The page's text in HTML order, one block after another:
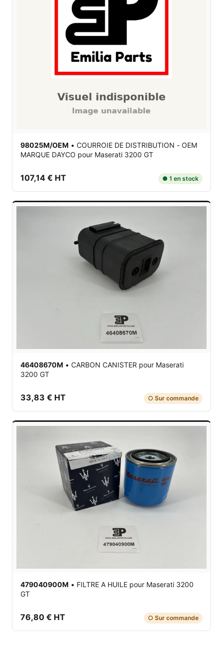
98025M/OEM • COURROIE DE DISTRIBUTION - OEM
MARQUE DAYCO pour Maserati 3200 GT
107,14 € HT ● 1 en stock
46408670M • CARBON CANISTER pour Maserati
3200 GT
33,83 € HT ○ Sur commande
479040900M • FILTRE A HUILE pour Maserati 3200
GT
76,80 € HT ○ Sur commande